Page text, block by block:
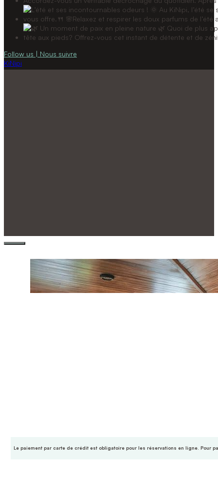
Follow us | Nous suivre
KiNipi
Le paiement par carte de crédit est obligatoire pour les réservations en ligne. Pour